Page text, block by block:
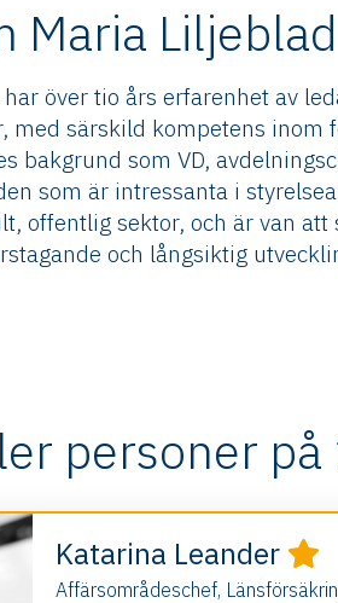
Maria Liljeblad
över tio års erfarenhet av
med särskild kompetens inom
bakgrund som VD,
som är intressanta i
offentlig sektor, och är van
och långsiktig
personer
Katarina Leander
Affärsområdeschef,